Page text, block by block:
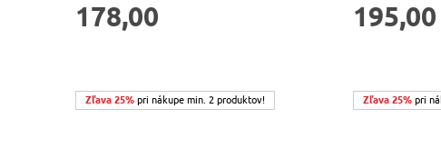
178,00 195,00
Zľava 25% pri nákupe min. 2 produktov! Zľava 25%pri